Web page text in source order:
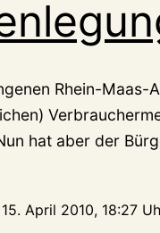
Rhein-Maas-
hat aber der
15. April 2010, 18:27